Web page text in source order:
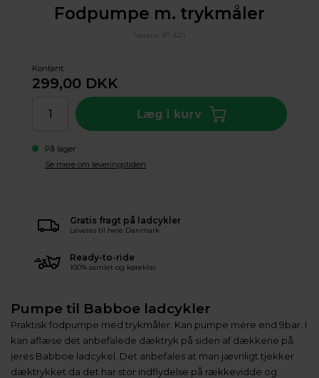
Fodpumpe m. trykmåler
Varenr: B7-621
Kontant:
299,00 DKK
På lager
Se mere om leveringstiden
Gratis fragt på ladcykler
Leveres til hele Danmark
Ready-to-ride
100% samlet og køreklar
Pumpe til Babboe ladcykler
Praktisk fodpumpe med trykmåler. Kan pumpe mere end 9bar. I
kan aflæse det anbefalede dæktryk på siden af dækkene på
jeres Babboe ladcykel. Det anbefales at man jævnligt tjekker
dæktrykket da det har stor indflydelse på rækkevidde og